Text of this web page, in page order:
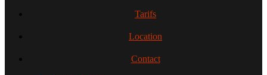
Tarifs
Location
Contact